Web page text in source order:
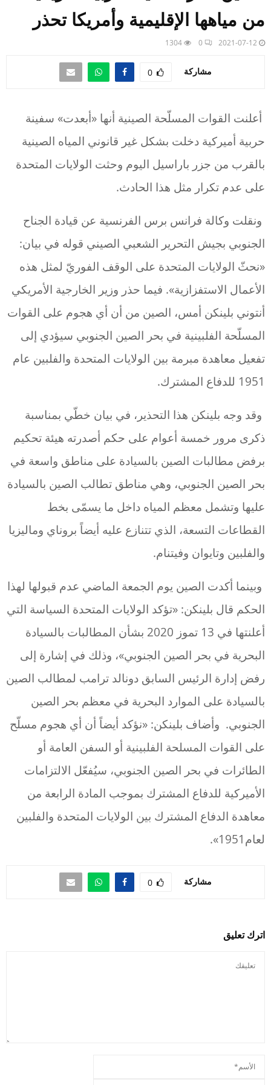
من مياهها الإقليمية وأمريكا تحذر
2021-07-12
0
1304
مشاركة 0
أعلنت القوات المسلّحة الصينية أنها «أبعدت» سفينة
حربية أميركية دخلت بشكل غير قانوني المياه الصينية
بالقرب من جزر باراسيل اليوم وحثت الولايات المتحدة
على عدم تكرار مثل هذا الحادث.
ونقلت وكالة فرانس برس الفرنسية عن قيادة الجناح
الجنوبي بجيش التحرير الشعبي الصيني قوله في بيان:
«نحثّ الولايات المتحدة على الوقف الفوريّ لمثل هذه
الأعمال الاستفزازية». فيما حذر وزير الخارجية الأمريكي
أنتوني بلينكن أمس، الصين من أن أي هجوم على القوات
المسلّحة الفلبينية في بحر الصين الجنوبي سيؤدي إلى
تفعيل معاهدة مبرمة بين الولايات المتحدة والفلبين عام
1951 للدفاع المشترك.
وقد وجه بلينكن هذا التحذير، في بيان خطّي بمناسبة
ذكرى مرور خمسة أعوام على حكم أصدرته هيئة تحكيم
برفض مطالبات الصين بالسيادة على مناطق واسعة في
بحر الصين الجنوبي، وهي مناطق تطالب الصين بالسيادة
عليها وتشمل معظم المياه داخل ما يسمّى بخط
القطاعات التسعة، الذي تتنازع عليه أيضاً بروناي وماليزيا
والفلبين وتايوان وفيتنام.
وبينما أكدت الصين يوم الجمعة الماضي عدم قبولها لهذا
الحكم قال بلينكن: «تؤكد الولايات المتحدة السياسة التي
أعلنتها في 13 تموز 2020 بشأن المطالبات بالسيادة
البحرية في بحر الصين الجنوبي»، وذلك في إشارة إلى
رفض إدارة الرئيس السابق دونالد ترامب لمطالب الصين
بالسيادة على الموارد البحرية في معظم بحر الصين
الجنوبي. وأضاف بلينكن: «نؤكد أيضاً أن أي هجوم مسلّح
على القوات المسلحة الفلبينية أو السفن العامة أو
الطائرات في بحر الصين الجنوبي، سيُفعّل الالتزامات
الأميركية للدفاع المشترك بموجب المادة الرابعة من
معاهدة الدفاع المشترك بين الولايات المتحدة والفلبين
لعام1951».
مشاركة 0
اترك تعليق